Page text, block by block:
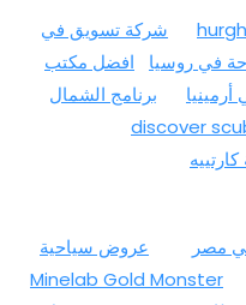
شركة تسويق في
في روسيا
افضل مكتب
برنامج الشمال
discover
مصر
عروض سياحية
Minelab Gold Monster